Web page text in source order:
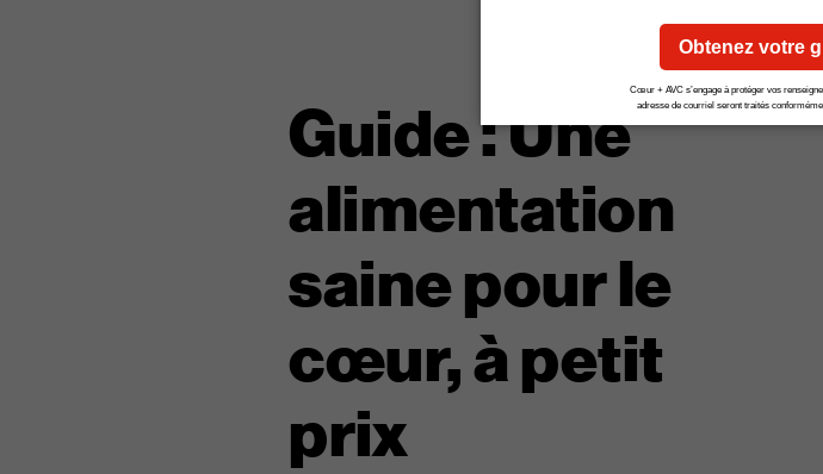
Guide : Une
alimentation
saine pour le
cœur, à petit
prix